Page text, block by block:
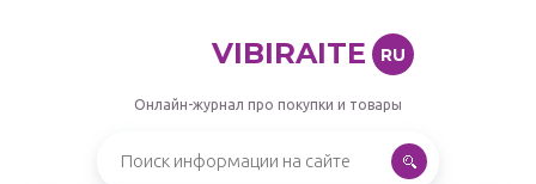
VIBIRAITE RU
Онлайн-журнал про покупки и товары